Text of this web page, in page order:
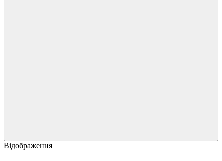
Відображення